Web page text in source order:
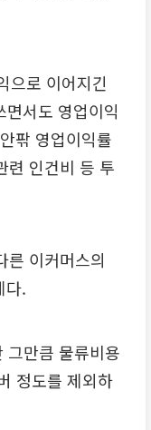
으로 이어지긴
서도 영업이익
팎 영업이익률
련 인건비 등 투
른 이커머스의
다.
그만큼 물류비용
정도를 제외하